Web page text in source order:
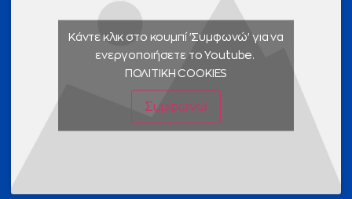
Κάντε κλικ στο κουμπί 'Συμφωνώ' για να
ενεργοποιήσετε το Youtube.
ΠΟΛΙΤΙΚΗ COOKIES
Συμφωνώ